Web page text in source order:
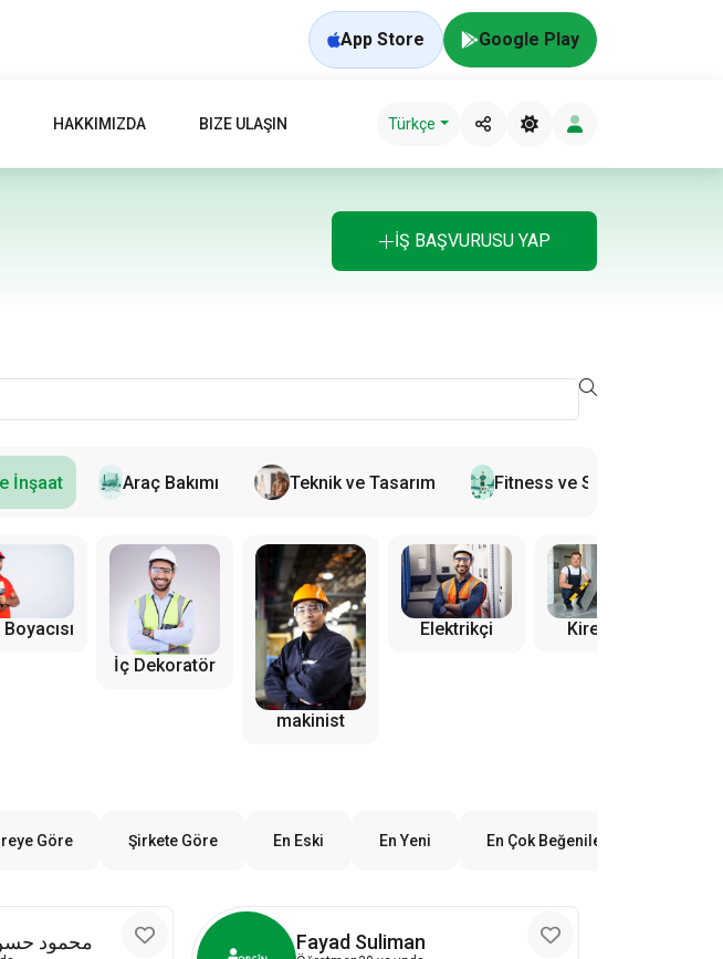
App Store Google Play
HAKKIMIZDA BIZE ULAŞIN Türkçe
İŞ BAŞVURUSU YAP
İnşaat Araç Bakımı Teknik ve Tasarım Fitness ve Spor İşleri
İç Dekoratör
makinist
Elektrikçi Kiremitçi
Göre Şirkete Göre En Eski En Yeni En Çok Beğenilen
محمود Fayad Suliman